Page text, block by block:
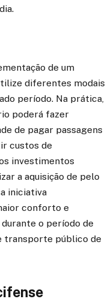
de um
diferentes modais
período. Na prática,
poderá fazer
de pagar passagens
custos de
investimentos
a aquisição de pelo
iniciativa
conforto e
o período de
transporte público de